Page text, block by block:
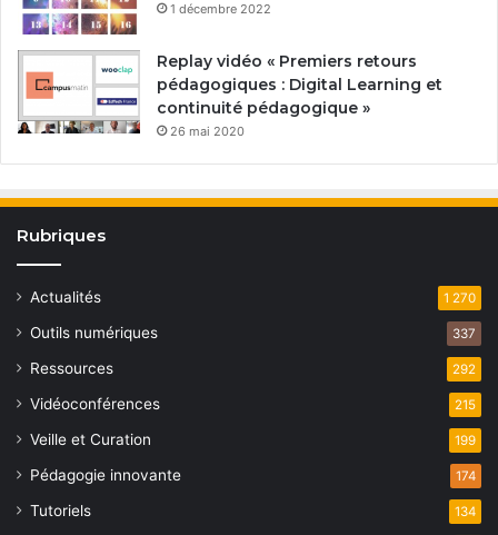
1 décembre 2022
Replay vidéo « Premiers retours
pédagogiques : Digital Learning et
continuité pédagogique »
26 mai 2020
Rubriques
Actualités 1 270
Outils numériques 337
Ressources 292
Vidéoconférences 215
Veille et Curation 199
Pédagogie innovante 174
Tutoriels 134